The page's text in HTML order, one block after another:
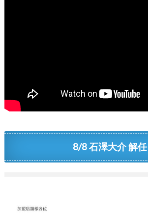
8/8 石澤大介 解任